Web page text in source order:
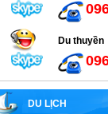
Du thuyền
DU LỊCH